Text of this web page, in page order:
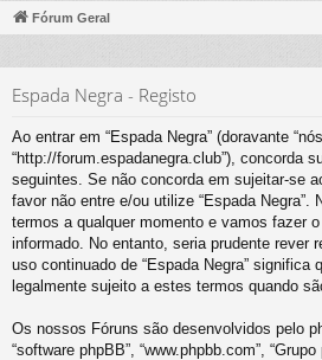
un Fórum Geral
Espada Negra - Registo
Ao entrar em “Espada Negra” (doravante
“http://forum.espadanegra.club”), concorda
seguintes. Se não concorda em sujeitar-se
favor não entre e/ou utilize “Espada Negra”.
termos a qualquer momento e vamos fazer
informado. No entanto, seria prudente rever
uso continuado de “Espada Negra” significa
legalmente sujeito a estes termos quando
Os nossos Fóruns são desenvolvidos pelo
“software phpBB”, “www.phpbb.com”,